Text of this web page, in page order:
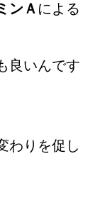
ンＡ による
良いんです
わりを促し